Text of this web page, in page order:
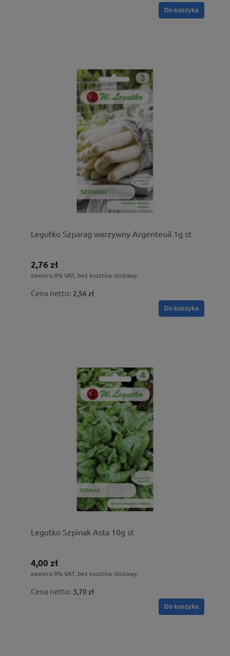
Do koszyka
Legutko Szparag warzywny Argenteuil 1g st
2,76 zł
zawiera 8% VAT, bez kosztów dostawy
Cena netto: 2,56 zł
Do koszyka
Legutko Szpinak Asta 10g st
4,00 zł
zawiera 8% VAT, bez kosztów dostawy
Cena netto: 3,70 zł
Do koszyka